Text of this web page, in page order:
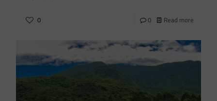
0 0 Read more